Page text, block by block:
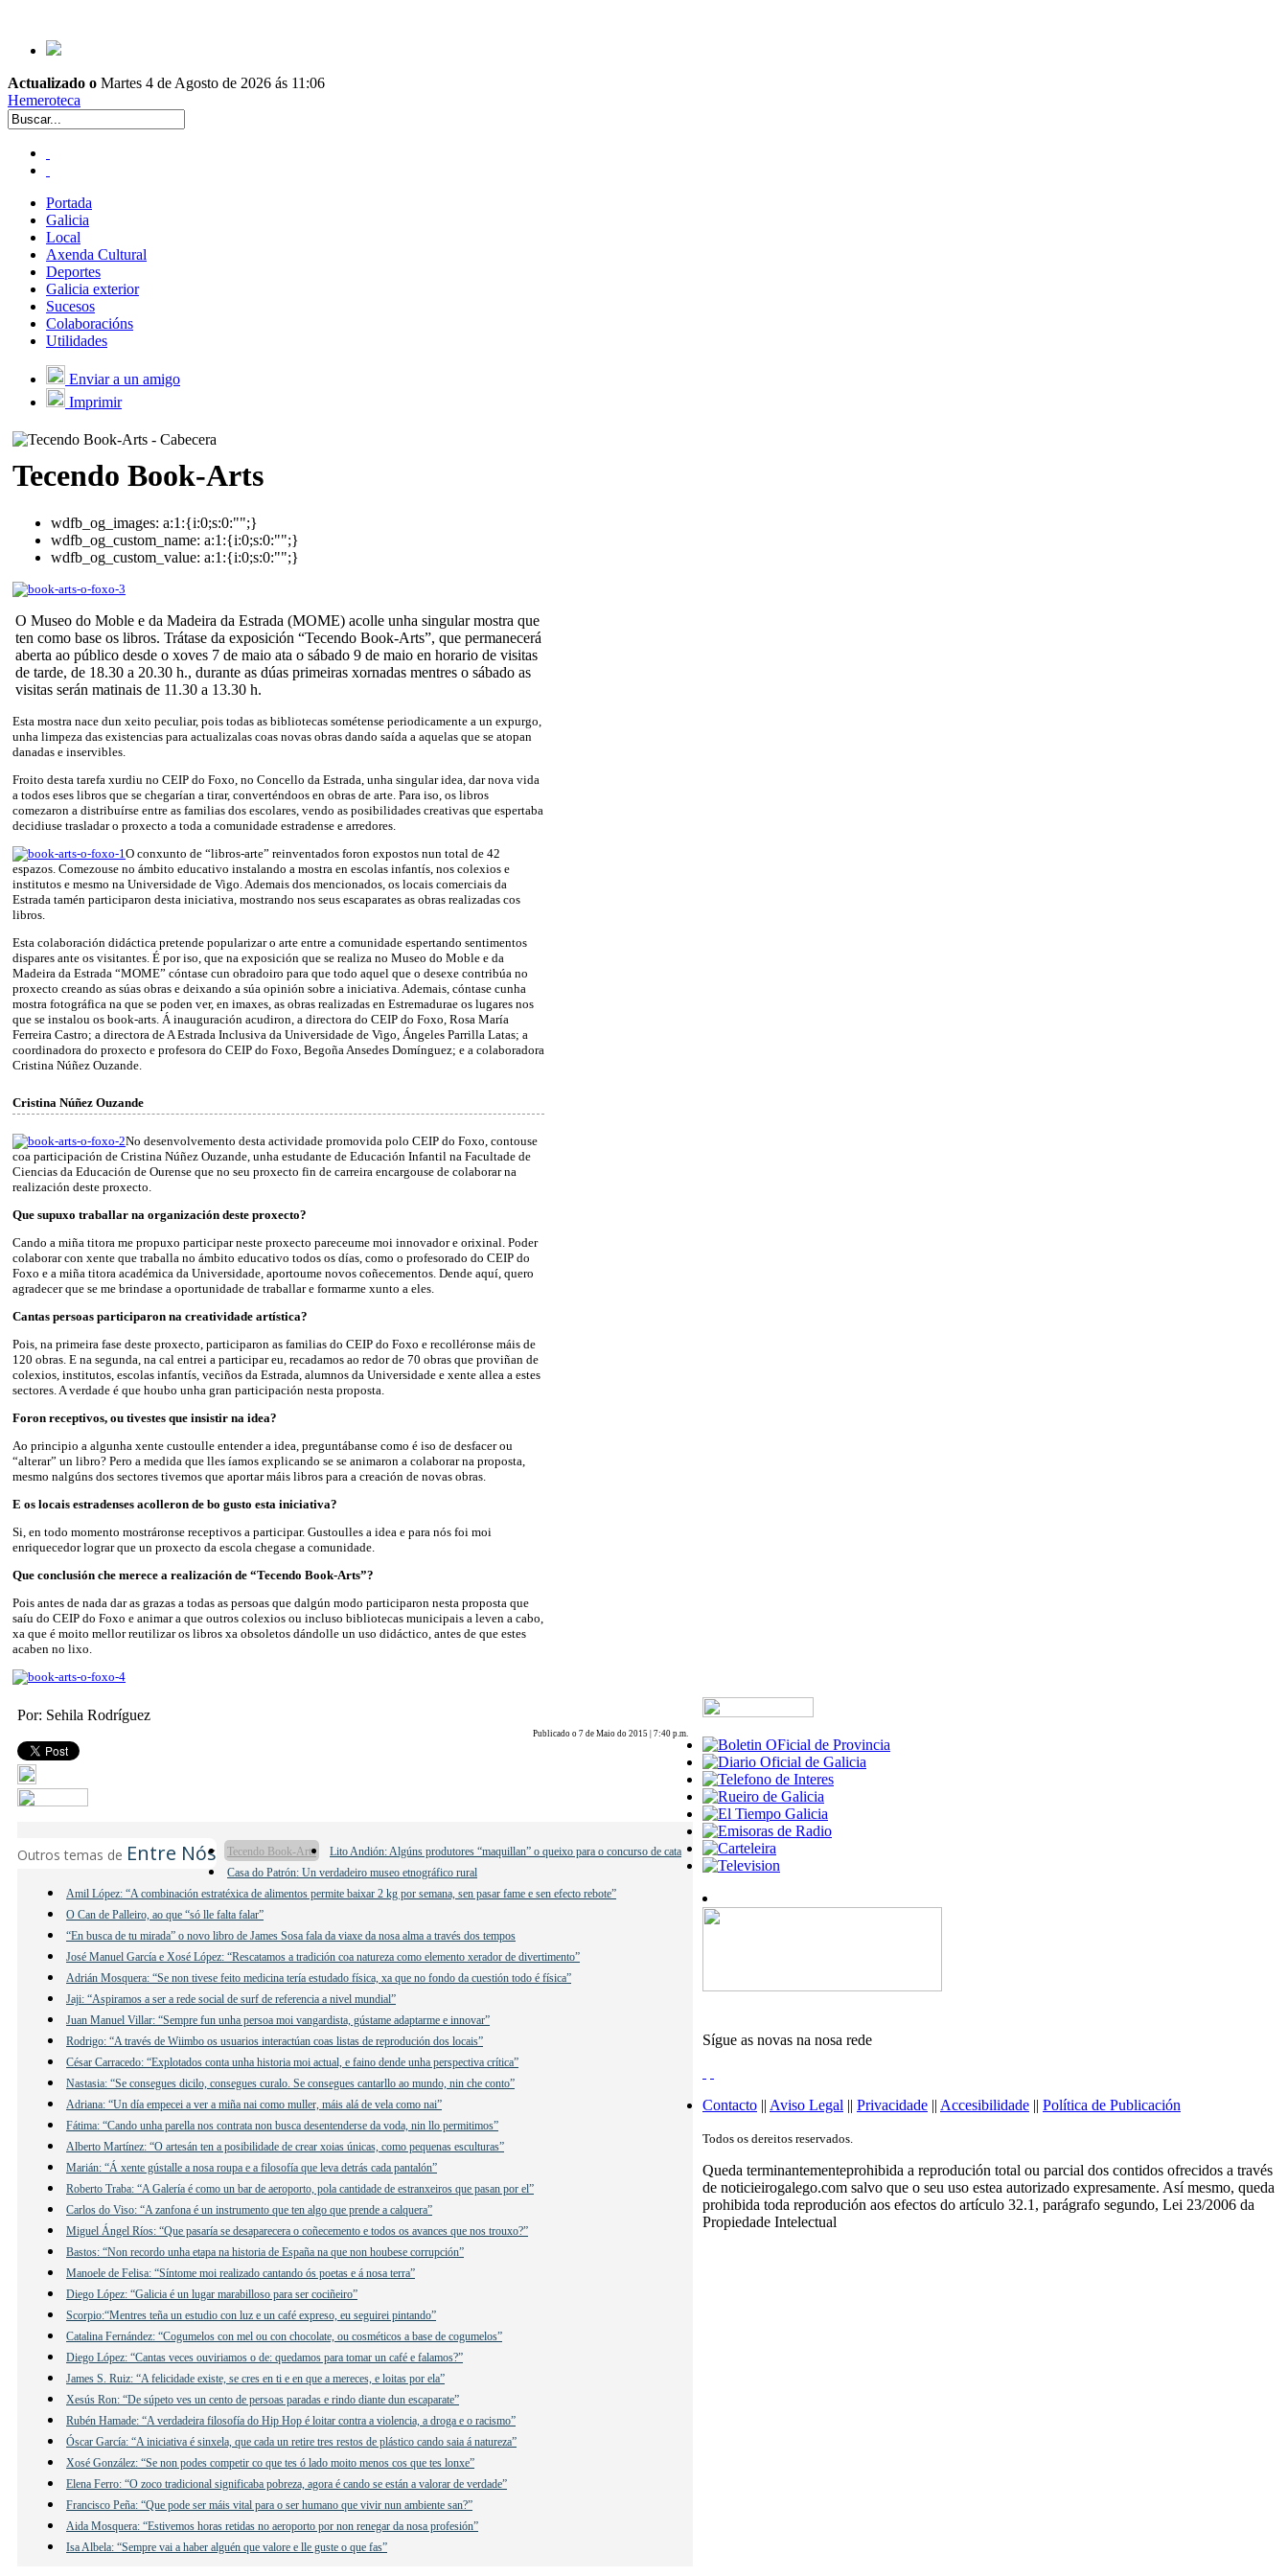
Actualizado o Martes 4 de Agosto de 2026 ás 11:06
Hemeroteca
Portada
Galicia
Local
Axenda Cultural
Deportes
Galicia exterior
Sucesos
Colaboracións
Utilidades
Enviar a un amigo
Imprimir
Tecendo Book-Arts
wdfb_og_images: a:1:{i:0;s:0:"";}
wdfb_og_custom_name: a:1:{i:0;s:0:"";}
wdfb_og_custom_value: a:1:{i:0;s:0:"";}
O Museo do Moble e da Madeira da Estrada (MOME) acolle unha singular mostra que
ten como base os libros. Trátase da exposición “Tecendo Book-Arts”, que permanecerá
aberta ao público desde o xoves 7 de maio ata o sábado 9 de maio en horario de visitas
de tarde, de 18.30 a 20.30 h., durante as dúas primeiras xornadas mentres o sábado as
visitas serán matinais de 11.30 a 13.30 h.
Esta mostra nace dun xeito peculiar, pois todas as bibliotecas sométense periodicamente a un expurgo,
unha limpeza das existencias para actualizalas coas novas obras dando saída a aquelas que se atopan
danadas e inservibles.
Froito desta tarefa xurdiu no CEIP do Foxo, no Concello da Estrada, unha singular idea, dar nova vida
a todos eses libros que se chegarían a tirar, converténdoos en obras de arte. Para iso, os libros
comezaron a distribuírse entre as familias dos escolares, vendo as posibilidades creativas que espertaba
decidiuse trasladar o proxecto a toda a comunidade estradense e arredores.
O conxunto de “libros-arte” reinventados foron expostos nun total de 42
espazos. Comezouse no ámbito educativo instalando a mostra en escolas infantís, nos colexios e
institutos e mesmo na Universidade de Vigo. Ademais dos mencionados, os locais comerciais da
Estrada tamén participaron desta iniciativa, mostrando nos seus escaparates as obras realizadas cos
libros.
Esta colaboración didáctica pretende popularizar o arte entre a comunidade espertando sentimentos
dispares ante os visitantes. É por iso, que na exposición que se realiza no Museo do Moble e da
Madeira da Estrada “MOME” cóntase cun obradoiro para que todo aquel que o desexe contribúa no
proxecto creando as súas obras e deixando a súa opinión sobre a iniciativa. Ademais, cóntase cunha
mostra fotográfica na que se poden ver, en imaxes, as obras realizadas en Estremadurae os lugares nos
que se instalou os book-arts. Á inauguración acudiron, a directora do CEIP do Foxo, Rosa María
Ferreira Castro; a directora de A Estrada Inclusiva da Universidade de Vigo, Ángeles Parrilla Latas; a
coordinadora do proxecto e profesora do CEIP do Foxo, Begoña Ansedes Domínguez; e a colaboradora
Cristina Núñez Ouzande.
Cristina Núñez Ouzande
No desenvolvemento desta actividade promovida polo CEIP do Foxo, contouse
coa participación de Cristina Núñez Ouzande, unha estudante de Educación Infantil na Facultade de
Ciencias da Educación de Ourense que no seu proxecto fin de carreira encargouse de colaborar na
realización deste proxecto.
Que supuxo traballar na organización deste proxecto?
Cando a miña titora me propuxo participar neste proxecto pareceume moi innovador e orixinal. Poder
colaborar con xente que traballa no ámbito educativo todos os días, como o profesorado do CEIP do
Foxo e a miña titora académica da Universidade, aportoume novos coñecementos. Dende aquí, quero
agradecer que se me brindase a oportunidade de traballar e formarme xunto a eles.
Cantas persoas participaron na creatividade artística?
Pois, na primeira fase deste proxecto, participaron as familias do CEIP do Foxo e recolléronse máis de
120 obras. E na segunda, na cal entrei a participar eu, recadamos ao redor de 70 obras que proviñan de
colexios, institutos, escolas infantís, veciños da Estrada, alumnos da Universidade e xente allea a estes
sectores. A verdade é que houbo unha gran participación nesta proposta.
Foron receptivos, ou tivestes que insistir na idea?
Ao principio a algunha xente custoulle entender a idea, preguntábanse como é iso de desfacer ou
“alterar” un libro? Pero a medida que lles íamos explicando se se animaron a colaborar na proposta,
mesmo nalgúns dos sectores tivemos que aportar máis libros para a creación de novas obras.
E os locais estradenses acolleron de bo gusto esta iniciativa?
Si, en todo momento mostráronse receptivos a participar. Gustoulles a idea e para nós foi moi
enriquecedor lograr que un proxecto da escola chegase a comunidade.
Que conclusión che merece a realización de “Tecendo Book-Arts”?
Pois antes de nada dar as grazas a todas as persoas que dalgún modo participaron nesta proposta que
saíu do CEIP do Foxo e animar a que outros colexios ou incluso bibliotecas municipais a leven a cabo,
xa que é moito mellor reutilizar os libros xa obsoletos dándolle un uso didáctico, antes de que estes
acaben no lixo.
Por: Sehila Rodríguez
Publicado o 7 de Maio do 2015 | 7:40 p.m.
Outros temas de Entre Nós Tecendo Book-Arts
Lito Andión: Algúns produtores “maquillan” o queixo para o concurso de cata
Casa do Patrón: Un verdadeiro museo etnográfico rural
Amil López: “A combinación estratéxica de alimentos permite baixar 2 kg por semana, sen pasar fame e sen efecto rebote”
O Can de Palleiro, ao que “só lle falta falar”
“En busca de tu mirada” o novo libro de James Sosa fala da viaxe da nosa alma a través dos tempos
José Manuel García e Xosé López: “Rescatamos a tradición coa natureza como elemento xerador de divertimento”
Adrián Mosquera: “Se non tivese feito medicina tería estudado física, xa que no fondo da cuestión todo é física”
Jaji: “Aspiramos a ser a rede social de surf de referencia a nivel mundial”
Juan Manuel Villar: “Sempre fun unha persoa moi vangardista, gústame adaptarme e innovar”
Rodrigo: “A través de Wiimbo os usuarios interactúan coas listas de reprodución dos locais”
César Carracedo: “Explotados conta unha historia moi actual, e faino dende unha perspectiva crítica”
Nastasia: “Se consegues dicilo, consegues curalo. Se consegues cantarllo ao mundo, nin che conto”
Adriana: “Un día empecei a ver a miña nai como muller, máis alá de vela como nai”
Fátima: “Cando unha parella nos contrata non busca desentenderse da voda, nin llo permitimos”
Alberto Martínez: “O artesán ten a posibilidade de crear xoias únicas, como pequenas esculturas”
Marián: “Á xente gústalle a nosa roupa e a filosofía que leva detrás cada pantalón”
Roberto Traba: “A Galería é como un bar de aeroporto, pola cantidade de estranxeiros que pasan por el”
Carlos do Viso: “A zanfona é un instrumento que ten algo que prende a calquera”
Miguel Ángel Ríos: “Que pasaría se desaparecera o coñecemento e todos os avances que nos trouxo?”
Bastos: “Non recordo unha etapa na historia de España na que non houbese corrupción”
Manoele de Felisa: “Síntome moi realizado cantando ós poetas e á nosa terra”
Diego López: “Galicia é un lugar marabilloso para ser cociñeiro”
Scorpio:“Mentres teña un estudio con luz e un café expreso, eu seguirei pintando”
Catalina Fernández: “Cogumelos con mel ou con chocolate, ou cosméticos a base de cogumelos”
Diego López: “Cantas veces ouviriamos o de: quedamos para tomar un café e falamos?”
James S. Ruiz: “A felicidade existe, se cres en ti e en que a mereces, e loitas por ela”
Xesús Ron: “De súpeto ves un cento de persoas paradas e rindo diante dun escaparate”
Rubén Hamade: “A verdadeira filosofía do Hip Hop é loitar contra a violencia, a droga e o racismo”
Óscar García: “A iniciativa é sinxela, que cada un retire tres restos de plástico cando saia á natureza”
Xosé González: “Se non podes competir co que tes ó lado moito menos cos que tes lonxe”
Elena Ferro: “O zoco tradicional significaba pobreza, agora é cando se están a valorar de verdade”
Francisco Peña: “Que pode ser máis vital para o ser humano que vivir nun ambiente san?”
Aida Mosquera: “Estivemos horas retidas no aeroporto por non renegar da nosa profesión”
Isa Albela: “Sempre vai a haber alguén que valore e lle guste o que fas”
Sígue as novas na nosa rede
Contacto || Aviso Legal || Privacidade || Accesibilidade || Política de Publicación
Todos os dereitos reservados.
Queda terminantementeprohibida a reprodución total ou parcial dos contidos ofrecidos a través
de noticieirogalego.com salvo que o seu uso estea autorizado expresamente. Así mesmo, queda
prohibida toda reprodución aos efectos do artículo 32.1, parágrafo segundo, Lei 23/2006 da
Propiedade Intelectual